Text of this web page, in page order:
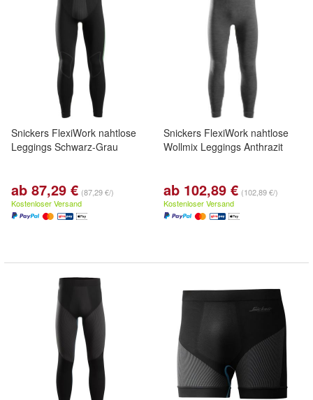
Snickers FlexiWork nahtlose
Leggings Schwarz-Grau
ab 87,29 € (87,29 €/)
Kostenloser Versand
Snickers FlexiWork nahtlose
Wollmix Leggings Anthrazit
ab 102,89 € (102,89 €/)
Kostenloser Versand